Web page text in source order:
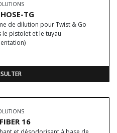
TG
le pistolet et le tuyau
16